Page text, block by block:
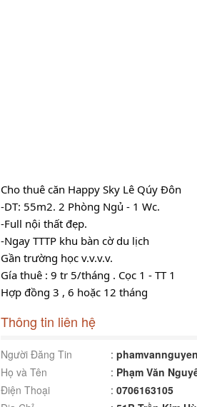
Cho thuê căn Happy Sky Lê Qúy Đôn
-DT: 55m2. 2 Phòng Ngủ - 1 Wc.
-Full nội thất đẹp.
-Ngay TTTP khu bàn cờ du lịch
Gần trường học v.v.v.v.
Gía thuê : 9 tr 5/tháng . Cọc 1 - TT 1
Hợp đồng 3 , 6 hoặc 12 tháng
Thông tin liên hệ
Người Đăng Tin :
Họ và Tên
: Phạm Văn
Điện Thoại
: 0706163105